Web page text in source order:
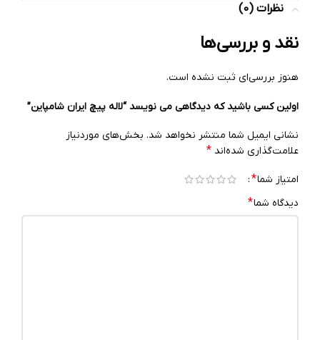
نظرات (0)
نقد و بررسی‌ها
هنوز بررسی‌ای ثبت نشده است.
اولین کسی باشید که دیدگاهی می نویسد “لاله پیچ ایران شامپاین”
نشانی ایمیل شما منتشر نخواهد شد. بخش‌های موردنیاز
علامت‌گذاری شده‌اند *
امتیاز شما*
دیدگاه شما*